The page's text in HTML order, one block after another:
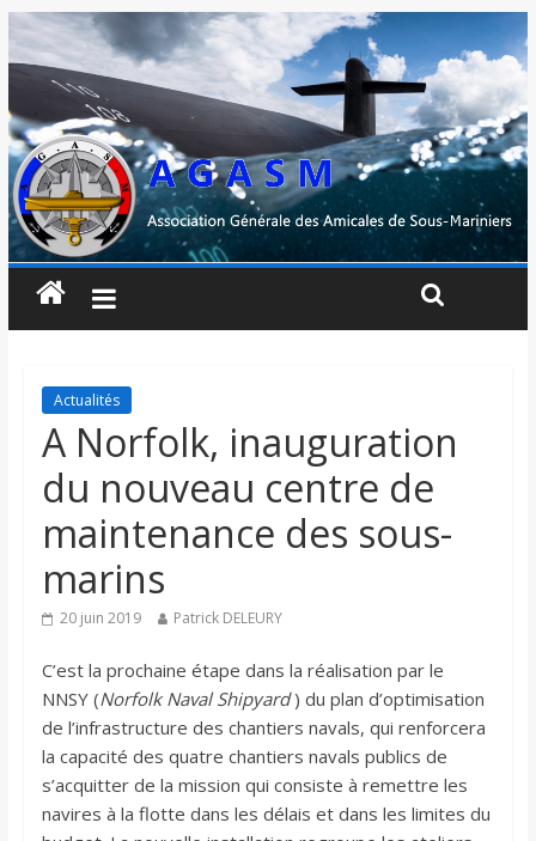
Actualités
A Norfolk, inauguration
du nouveau centre de
maintenance des sous-
marins
20 juin 2019 Patrick DELEURY
C’est la prochaine étape dans la réalisation par le
NNSY (Norfolk Naval Shipyard) du plan d’optimisation
de l’infrastructure des chantiers navals, qui renforcera
la capacité des quatre chantiers navals publics de
s’acquitter de la mission qui consiste à remettre les
navires à la flotte dans les délais et dans les limites du